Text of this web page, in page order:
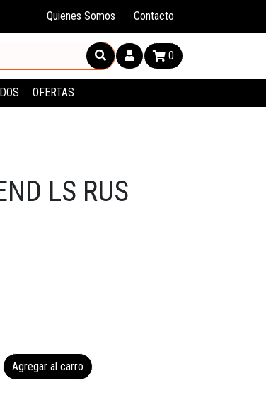
Quienes Somos Contacto
0
OFERTAS
LS RUS
Agregar al carro